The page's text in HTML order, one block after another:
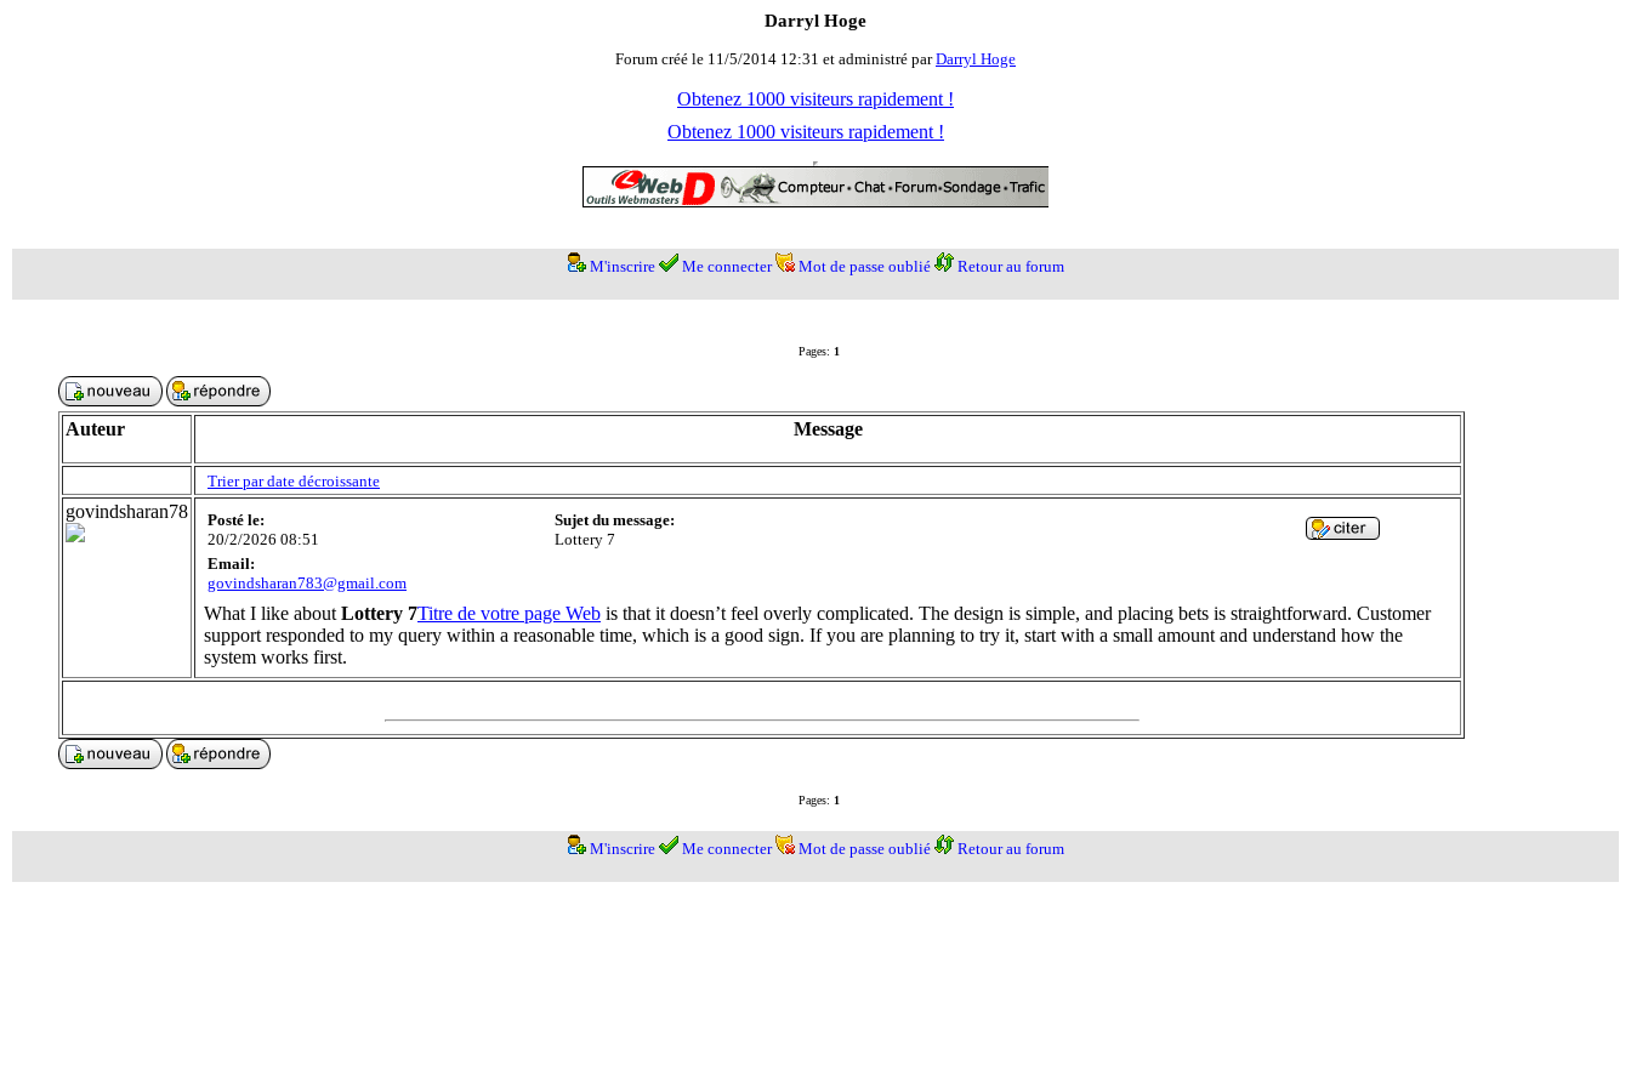
Darryl Hoge
Forum créé le 11/5/2014 12:31 et administré parDarryl Hoge
Obtenez 1000 visiteurs rapidement !
Obtenez 1000 visiteurs rapidement !
M'inscrire Me connecter Mot de passe oublié Retour au forum
Pages: 1
Auteur Message
Trier par date décroissante
govindsharan78
Posté le:
20/2/2026 08:51
Sujet du message:
Lottery 7
Email:
govindsharan783@gmail.com
What I like about Lottery 7Titre de votre page Web is that it doesn’t feel overly complicated. The design is simple, and placing bets is straightforward. Customer
support responded to my query within a reasonable time, which is a good sign. If you are planning to try it, start with a small amount and understand how the
system works first.
Pages: 1
M'inscrire Me connecter Mot de passe oublié Retour au forum